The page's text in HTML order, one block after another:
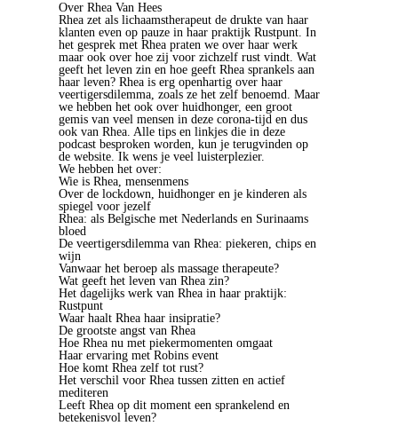
Over Rhea Van Hees
Rhea zet als lichaamstherapeut de drukte van haar
klanten even op pauze in haar praktijk Rustpunt. In
het gesprek met Rhea praten we over haar werk
maar ook over hoe zij voor zichzelf rust vindt. Wat
geeft het leven zin en hoe geeft Rhea sprankels aan
haar leven? Rhea is erg openhartig over haar
veertigersdilemma, zoals ze het zelf benoemd. Maar
we hebben het ook over huidhonger, een groot
gemis van veel mensen in deze corona-tijd en dus
ook van Rhea. Alle tips en linkjes die in deze
podcast besproken worden, kun je terugvinden op
de website. Ik wens je veel luisterplezier.
We hebben het over:
Wie is Rhea, mensenmens
Over de lockdown, huidhonger en je kinderen als
spiegel voor jezelf
Rhea: als Belgische met Nederlands en Surinaams
bloed
De veertigersdilemma van Rhea: piekeren, chips en
wijn
Vanwaar het beroep als massage therapeute?
Wat geeft het leven van Rhea zin?
Het dagelijks werk van Rhea in haar praktijk:
Rustpunt
Waar haalt Rhea haar insipratie?
De grootste angst van Rhea
Hoe Rhea nu met piekermomenten omgaat
Haar ervaring met Robins event
Hoe komt Rhea zelf tot rust?
Het verschil voor Rhea tussen zitten en actief
mediteren
Leeft Rhea op dit moment een sprankelend en
betekenisvol leven?